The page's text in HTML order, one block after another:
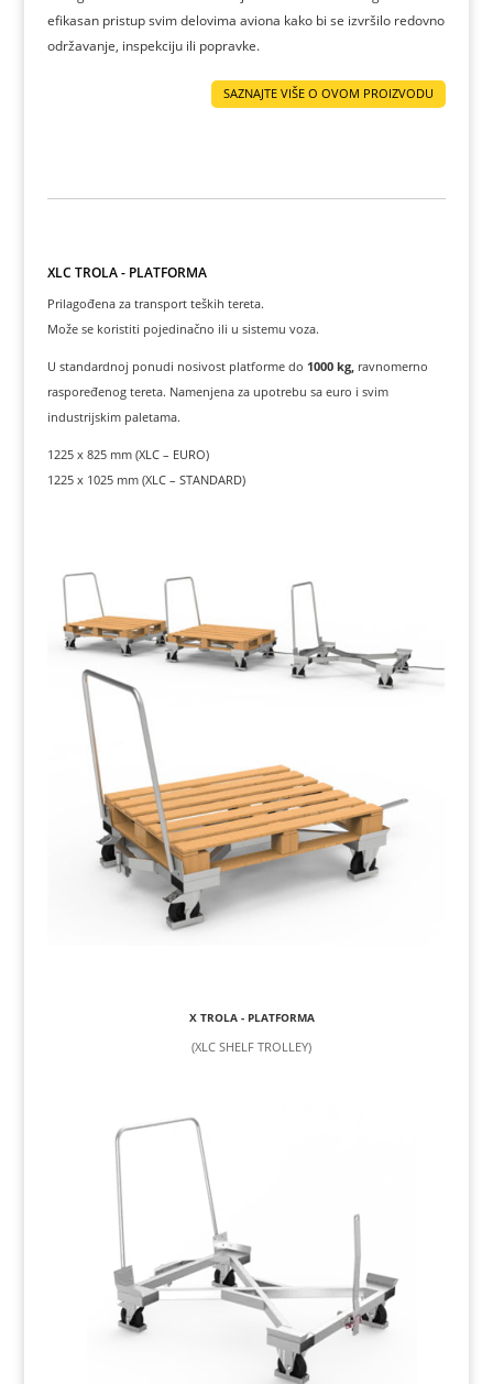
efikasan pristup svim delovima aviona kako bi se izvršilo redovno
održavanje, inspekciju ili popravke.
SAZNAJTE VIŠE O OVOM PROIZVODU
XLC TROLA - PLATFORMA
Prilagođena za transport teških tereta.
Može se koristiti pojedinačno ili u sistemu voza.
U standardnoj ponudi nosivost platforme do 1000 kg, ravnomerno
raspoređenog tereta. Namenjena za upotrebu sa euro i svim
industrijskim paletama.
1225 x 825 mm (XLC – EURO)
1225 x 1025 mm (XLC – STANDARD)
X TROLA - PLATFORMA
(XLC SHELF TROLLEY)